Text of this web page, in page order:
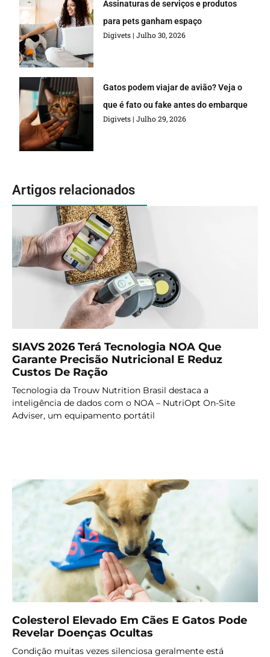
Assinaturas de serviços e produtos
para pets ganham espaço
Digivets Julho 30, 2026
Gatos podem viajar de avião? Veja o
que é fato ou fake antes do embarque
Digivets Julho 29, 2026
Artigos relacionados
SIAVS 2026 Terá Tecnologia NOA Que
Garante Precisão Nutricional E Reduz
Custos De Ração
Tecnologia da Trouw Nutrition Brasil destaca a
inteligência de dados com o NOA – NutriOpt On-Site
Adviser, um equipamento portátil
Colesterol Elevado Em Cães E Gatos Pode
Revelar Doenças Ocultas
Condição muitas vezes silenciosa geralmente está